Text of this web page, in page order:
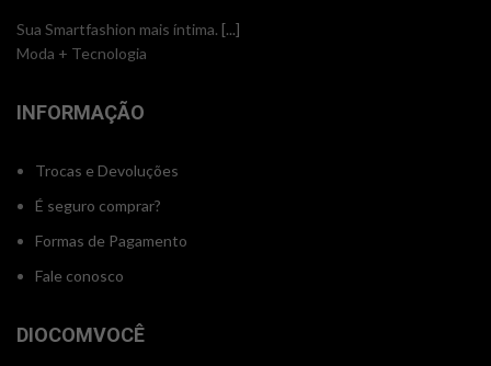
Sua Smartfashion mais íntima. [...]
Moda + Tecnologia
INFORMAÇÃO
Trocas e Devoluções
É seguro comprar?
Formas de Pagamento
Fale conosco
DIOCOMVOCÊ